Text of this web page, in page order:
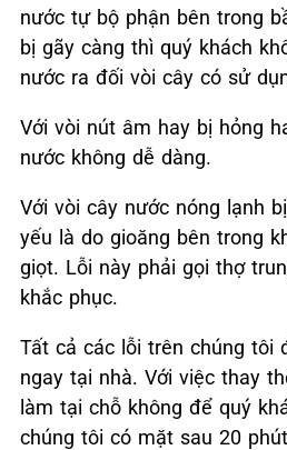
nước tự bộ phận bên trong
bị gãy càng thì quý khách
nước ra đối vòi cây có sử
Với vòi nút âm hay bị hỏng
nước không dễ dàng.
Với vòi cây nước nóng lạnh
yếu là do gioăng bên trong
giọt. Lỗi này phải gọi thợ
khắc phục.
Tất cả các lỗi trên chúng tôi
ngay tại nhà. Với việc thay
làm tại chỗ không để quý
chúng tôi có mặt sau 20